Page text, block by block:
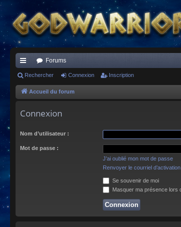
ac
co
s
Forums
Rechercher Connexion Inscription
Accueil du forum
Connexion
Nom d’utilisateur :
Mot de passe :
J’ai oublié mon mot de passe
Renvoyer le courriel d’activation
Se souvenir de moi
Masquer ma présence lors